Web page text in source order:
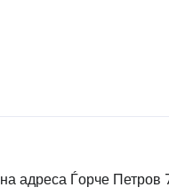
адреса Ѓорче Петров